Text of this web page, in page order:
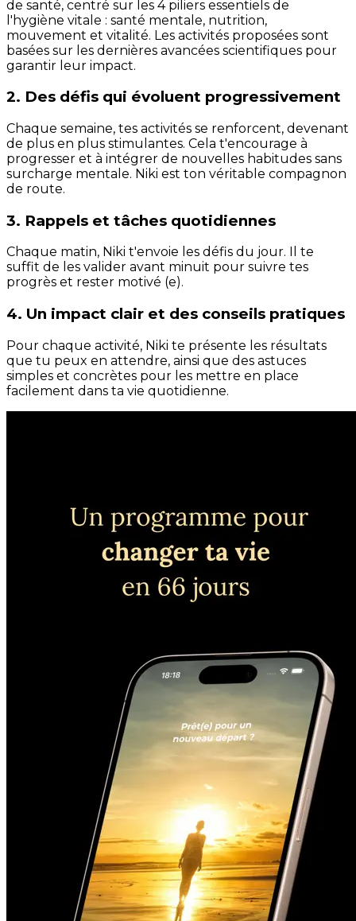
de santé, centré sur les 4 piliers essentiels de
l'hygiène vitale : santé mentale, nutrition,
mouvement et vitalité. Les activités proposées sont
basées sur les dernières avancées scientifiques pour
garantir leur impact.
2. Des défis qui évoluent progressivement
Chaque semaine, tes activités se renforcent, devenant
de plus en plus stimulantes. Cela t'encourage à
progresser et à intégrer de nouvelles habitudes sans
surcharge mentale. Niki est ton véritable compagnon
de route.
3. Rappels et tâches quotidiennes
Chaque matin, Niki t'envoie les défis du jour. Il te
suffit de les valider avant minuit pour suivre tes
progrès et rester motivé (e).
4. Un impact clair et des conseils pratiques
Pour chaque activité, Niki te présente les résultats
que tu peux en attendre, ainsi que des astuces
simples et concrètes pour les mettre en place
facilement dans ta vie quotidienne.